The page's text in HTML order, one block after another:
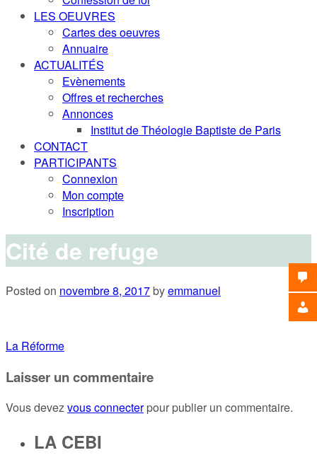
LES OEUVRES
Cartes des oeuvres
Annuaire
ACTUALITÉS
Evènements
Offres et recherches
Annonces
Institut de Théologie Baptiste de Paris
CONTACT
PARTICIPANTS
Connexion
Mon compte
Inscription
Cité de refuge
Posted on novembre 8, 2017byemmanuel
Navigation
de
l’article
La Réforme
Laisser un commentaire
Vous devezvous connecterpour publier un commentaire.
LA CEBI